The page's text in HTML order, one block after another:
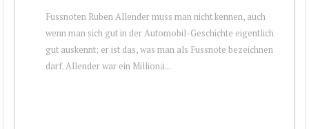
Fussnoten Ruben Allender muss man nicht kennen, auch
wenn man sich gut in der Automobil-Geschichte eigentlich
gut auskennt; er ist das, was man als Fussnote bezeichnen
darf. Allender war ein Millionä...